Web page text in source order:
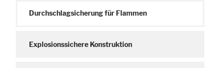
Durchschlagsicherung für Flammen
Explosionssichere Konstruktion